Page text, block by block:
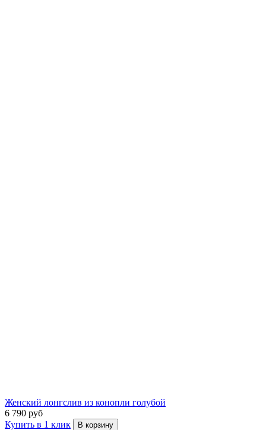
Женский лонгслив из конопли голубой
6 790 руб
Купить в 1 клик
В корзину